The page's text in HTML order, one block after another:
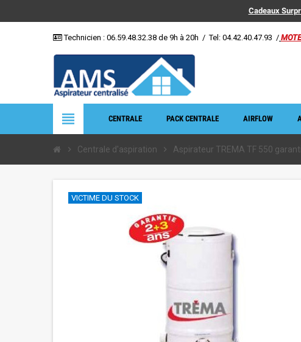
Cadeaux
Technicien : 06.59.48.32.38 de 9h à 20h / Tel: 04.42.40.47.93 /
view_headline CENTRALE PACK CENTRALE AIRFLOW
chevron_right Centrale d'aspiration chevron_right Aspirateur TREMA TF 550
VICTIME DU STOCK